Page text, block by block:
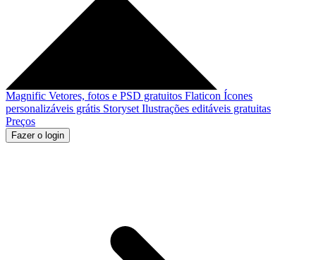
Magnific Vetores, fotos e PSD gratuitos Flaticon Ícones
personalizáveis grátis Storyset Ilustrações editáveis gratuitas
Preços
Fazer o login